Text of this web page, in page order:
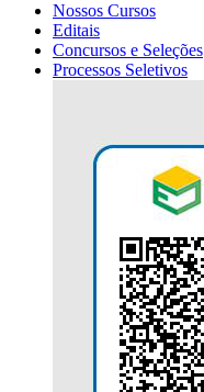
Nossos Cursos
Editais
Concursos e Seleções
Processos Seletivos